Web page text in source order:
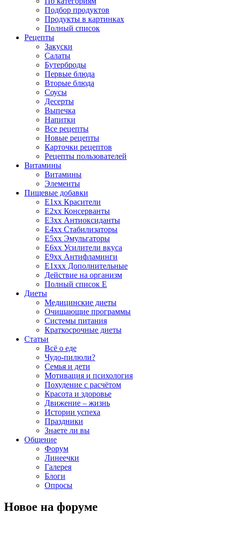
Подбор продуктов
Продукты в картинках
Полный список
Рецепты
Закуски
Салаты
Бутерброды
Первые блюда
Вторые блюда
Соусы
Десерты
Выпечка
Напитки
Все рецепты
Новые рецепты
Карточки рецептов
Рецепты пользователей
Витамины
Витамины
Элементы
Пищевые добавки
E1xx Красители
E2xx Консерванты
E3xx Антиоксиданты
E4xx Стабилизаторы
E5xx Эмульгаторы
E6xx Усилители вкуса
E9xx Антифламинги
E1xxx Дополнительные
Действие на организм
Полный список E
Диеты
Медицинские диеты
Очищающие программы
Системы питания
Краткосрочные диеты
Статьи
Всё о еде
Чудо-пилюли?
Семья и дети
Мотивация и психология
Похудение с расчётом
Красота и здоровье
Движение – жизнь
Истории успеха
Праздники
Знаете ли вы
Общение
Форум
Линеечки
Галерея
Блоги
Опросы
Новое на форуме